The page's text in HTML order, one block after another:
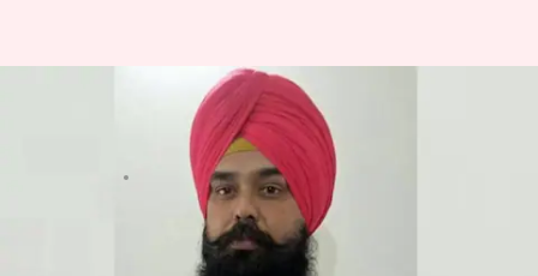
पंजाब: नए कृषि कानूनों के विरोध में
भाजपा महामंत्री ने दिया इस्तीफा
Oct 18, 2020 12:53 pm